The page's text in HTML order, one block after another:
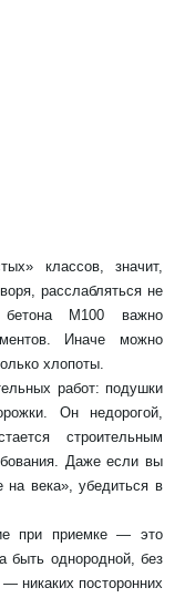
классов, значит,
расслабляться не
М100 важно
Иначе можно
хлопоты.
работ: подушки
Он недорогой,
строительным
Даже если вы
века», убедиться в
при приемке — это
быть однородной, без
никаких посторонних